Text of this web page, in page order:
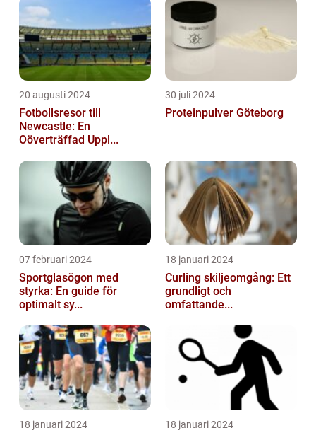
20 augusti 2024
Fotbollsresor till
Newcastle: En
Oöverträffad Uppl...
30 juli 2024
Proteinpulver Göteborg
07 februari 2024
Sportglasögon med
styrka: En guide för
optimalt sy...
18 januari 2024
Curling skiljeomgång: Ett
grundligt och
omfattande...
18 januari 2024 18 januari 2024